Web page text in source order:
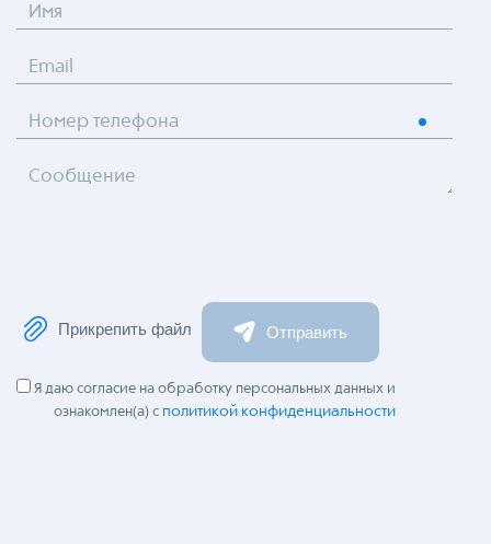
Имя
Email
Номер телефона
Сообщение
Прикрепить файл Отправить
Я даю согласие на обработку персональных данных и
ознакомлен(а) с политикой конфиденциальности